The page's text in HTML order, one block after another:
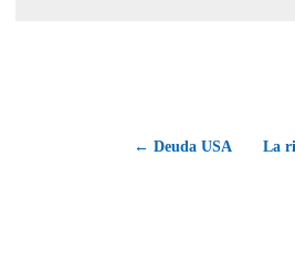
← Deuda USA La